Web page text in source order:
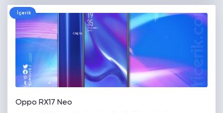
İçerik
Oppo RX17 Neo